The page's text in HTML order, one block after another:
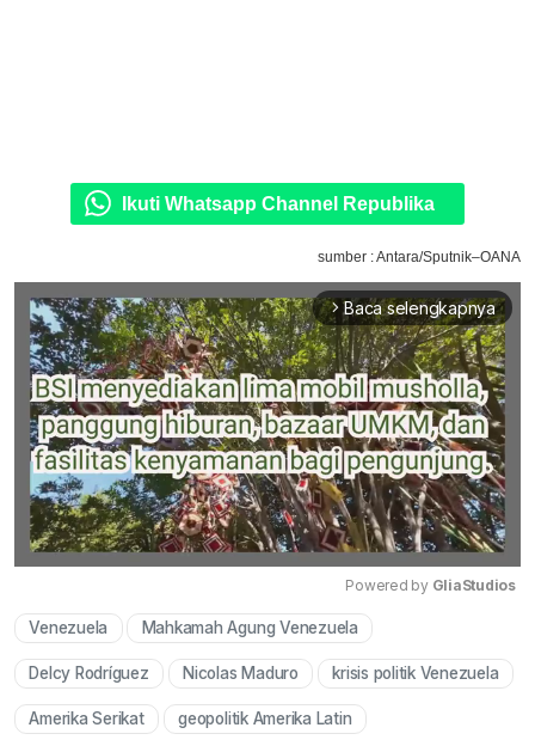
Ikuti Whatsapp Channel Republika
sumber : Antara/Sputnik–OANA
arrow_forward_ios Baca selengkapnya
Powered by GliaStudios
Venezuela Mahkamah Agung Venezuela
Delcy Rodríguez Nicolas Maduro krisis politik Venezuela
Amerika Serikat geopolitik Amerika Latin